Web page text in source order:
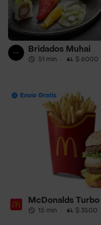
Bridados Muhai
51 min · $ 6000
Envío Gratis
McDonalds Turbo
15 min · $ 3500